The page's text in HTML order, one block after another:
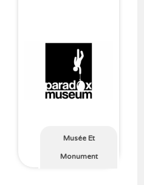
Musée Et
Monument